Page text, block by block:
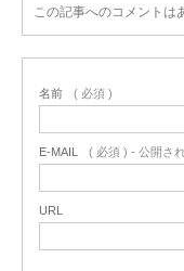
この記事へのコメントは
名前 ( 必須 )
E-MAIL ( 必須 ) - 公開さ
URL